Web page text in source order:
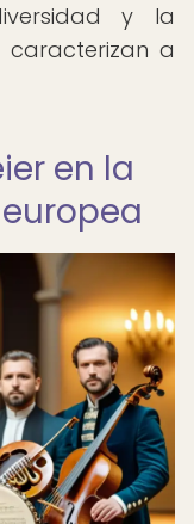
y la
caracterizan a
en la